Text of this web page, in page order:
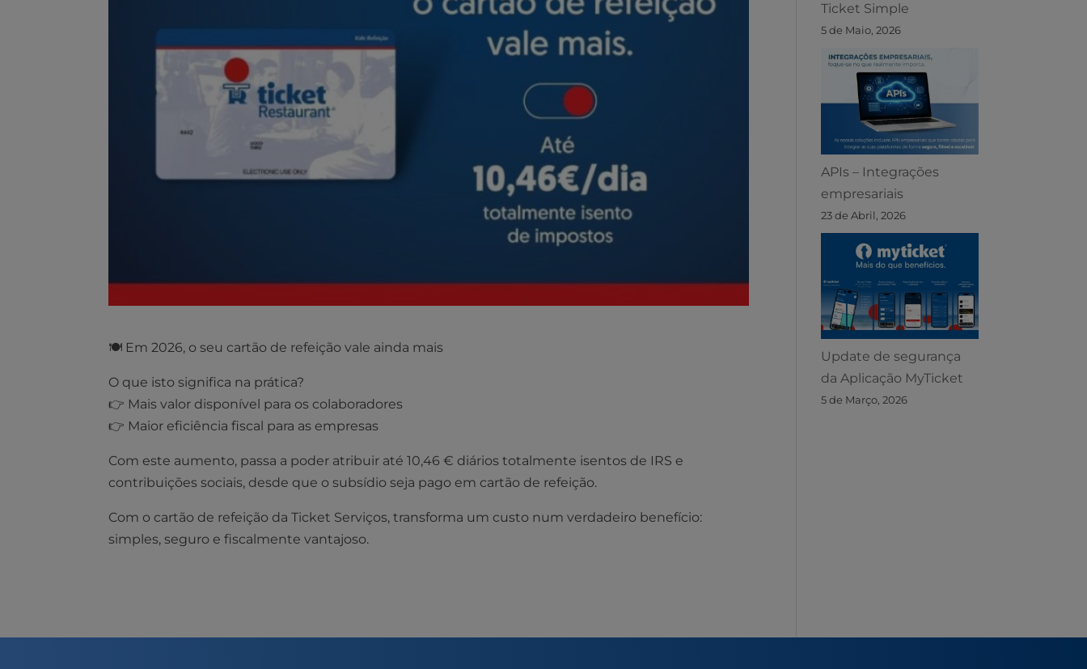
🍽️ Em 2026, o seu cartão de refeição vale ainda mais
O que isto significa na prática?
👉 Mais valor disponível para os colaboradores
👉 Maior eficiência fiscal para as empresas
Com este aumento, passa a poder atribuir até 10,46 € diários totalmente isentos de IRS e
contribuições sociais, desde que o subsídio seja pago em cartão de refeição.
Com o cartão de refeição da Ticket Serviços, transforma um custo num verdadeiro benefício:
simples, seguro e fiscalmente vantajoso.
Ticket Simple
5 de Maio, 2026
APIs – Integrações
empresariais
23 de Abril, 2026
Update de segurança
da Aplicação MyTicket
5 de Março, 2026